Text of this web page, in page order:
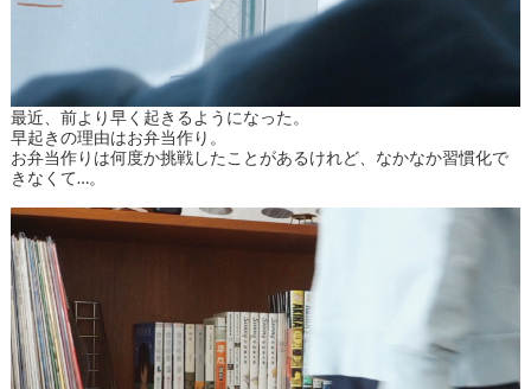
最近、前より早く起きるようになった。
早起きの理由はお弁当作り。
お弁当作りは何度か挑戦したことがあるけれど、なかなか習慣化で
きなくて…。